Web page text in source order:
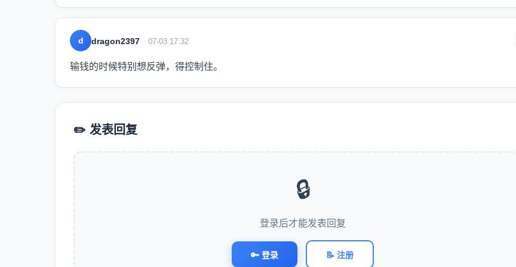
d dragon2397 07-03 17:32
输钱的时候特别想反弹，得控制住。
✏️ 发表回复
🔒
登录后才能发表回复
🔑 登录 📝 注册